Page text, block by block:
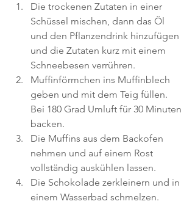
Die trockenen Zutaten in einer
Schüssel mischen, dann das Öl
und den Pflanzendrink hinzufügen
und die Zutaten kurz mit einem
Schneebesen verrühren.
Muffinförmchen ins Muffinblech
geben und mit dem Teig füllen.
Bei 180 Grad Umluft für 30 Minuten
backen.
Die Muffins aus dem Backofen
nehmen und auf einem Rost
vollständig auskühlen lassen.
Die Schokolade zerkleinern und in
einem Wasserbad schmelzen.